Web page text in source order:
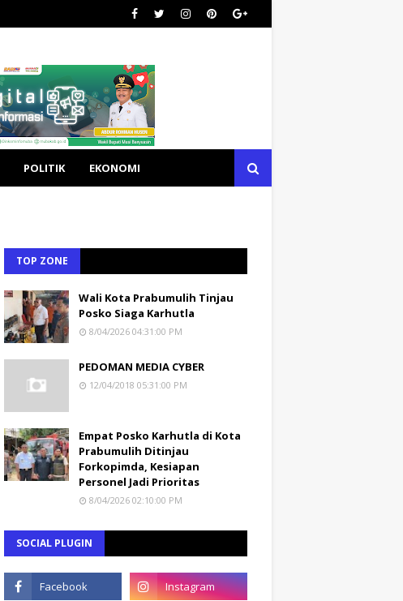
POLITIK EKONOMI
TOP ZONE
Wali Kota Prabumulih Tinjau
Posko Siaga Karhutla
8/04/2026 04:31:00 PM
PEDOMAN MEDIA CYBER
12/04/2018 05:31:00 PM
Empat Posko Karhutla di Kota
Prabumulih Ditinjau
Forkopimda, Kesiapan
Personel Jadi Prioritas
8/04/2026 02:10:00 PM
SOCIAL PLUGIN